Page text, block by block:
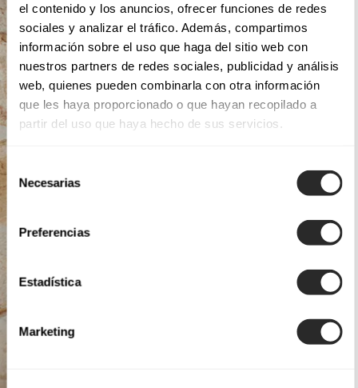
el contenido y los anuncios, ofrecer funciones de redes
sociales y analizar el tráfico. Además, compartimos
información sobre el uso que haga del sitio web con
nuestros partners de redes sociales, publicidad y análisis
web, quienes pueden combinarla con otra información
que les haya proporcionado o que hayan recopilado a
partir del uso que haya hecho de sus servicios.
Necesarias
Preferencias
Estadística
Marketing